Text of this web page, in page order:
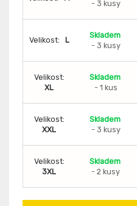
- 3 kusy
Velikost: L
Skladem
- 3 kusy
Velikost:
XL
Skladem
- 1 kus
Velikost:
XXL
Skladem
- 3 kusy
Velikost:
3XL
Skladem
- 2 kusy